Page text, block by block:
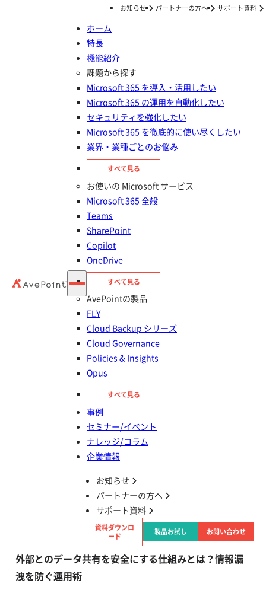
お知らせ パートナーの方へ サポート資料
ホーム
特長
機能紹介
課題から探す
Microsoft 365 を導入・活用したい
Microsoft 365 の運用を自動化したい
セキュリティを強化したい
Microsoft 365 を徹底的に使い尽くしたい
業界・業種ごとのお悩み
すべて見る
お使いの Microsoft サービス
Microsoft 365 全般
Teams
SharePoint
Copilot
OneDrive
すべて見る
AvePointの製品
FLY
Cloud Backup シリーズ
Cloud Governance
Policies & Insights
Opus
すべて見る
事例
セミナー/イベント
ナレッジ/コラム
企業情報
お知らせ
パートナーの方へ
サポート資料
資料ダウンロ
ード
製品お試し お問い合わせ
ナレッジ/コラム
ナレッジ/コラム
情報漏えい対策の記事一覧
Geminiは情報漏洩を引き起こすのか？Google
Workspaceにおける生成AIリスクと、企業が取るべき
対策
Google Workspace
大容量ファイルを送るには？安全な送信方法と注意点
無料ファイル送信サービス（ファイル便）をビジネス
で使うリスクとは？法人向け代替サービス5選と失敗し
外部とのデータ共有を安全にする仕組みとは？情報漏
洩を防ぐ運用術